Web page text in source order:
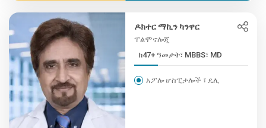
ዶክተር ማኪን ካንዋር
ፐልሞኖሎጂ
ከ47+ ዓመታት፣ MBBS፣ MD
አፖሎ ሆስፒታሎች ፣ ዴሊ